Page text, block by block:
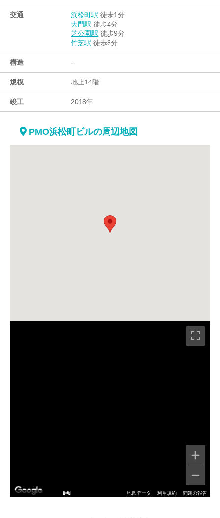
交通 浜松町駅 徒歩1分
大門駅 徒歩4分
芝公園駅 徒歩9分
竹芝駅 徒歩8分
構造 -
規模 地上14階
竣工 2018年
PMO浜松町ビルの周辺地図
地図データ 利用規約 問題の報告